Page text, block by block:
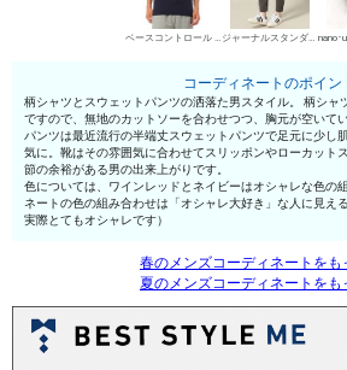
ベースコントロール UネックTシャツ ジャーナルスタンダード スウェットパンツ
コーディネートのポイン
柄シャツとスウェットパンツの洒落た男スタイル。 柄シャ
ですので、無地のカットソーを合わせつつ、胸元が空いて
パンツは最近流行の半端丈スウェットパンツで足元に少し
気に。靴はその雰囲気に合わせてスリッポンやローカット
節の余裕がある男の出来上がりです。
色については、ワインレッドとネイビーはオシャレな色の
ネートの色の組み合わせは「オシャレ大好き」な人に見え
実際とてもオシャレです）
春のメンズコーディネートをも
夏のメンズコーディネートをも